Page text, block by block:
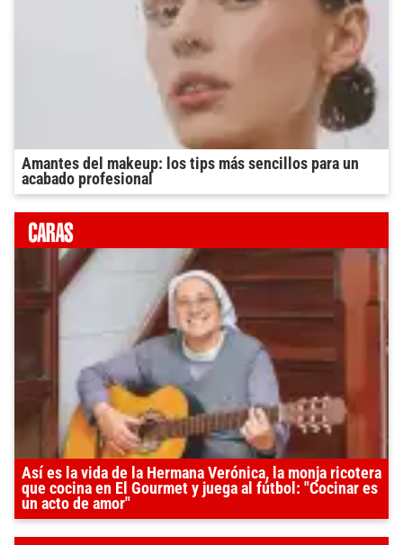
Amantes del makeup: los tips más sencillos para un
acabado profesional
Así es la vida de la Hermana Verónica, la monja ricotera
que cocina en El Gourmet y juega al fútbol: "Cocinar es
un acto de amor"